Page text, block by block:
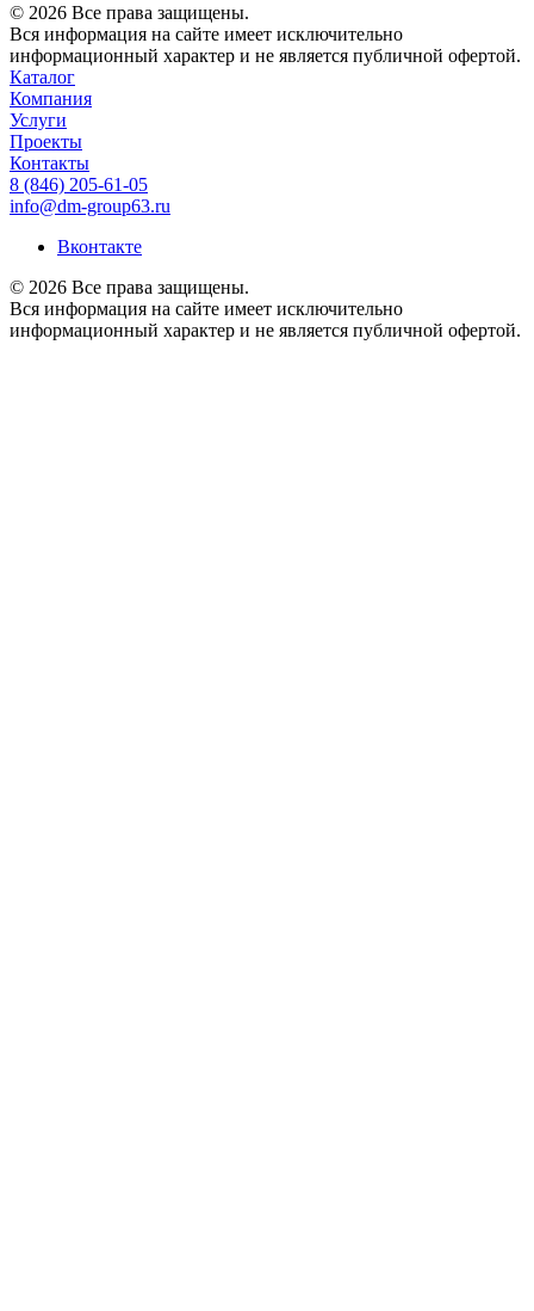
© 2026 Все права защищены.
Вся информация на сайте имеет исключительно
информационный характер и не является публичной офертой.
Каталог
Компания
Услуги
Проекты
Контакты
8 (846) 205-61-05
info@dm-group63.ru
Вконтакте
© 2026 Все права защищены.
Вся информация на сайте имеет исключительно
информационный характер и не является публичной офертой.